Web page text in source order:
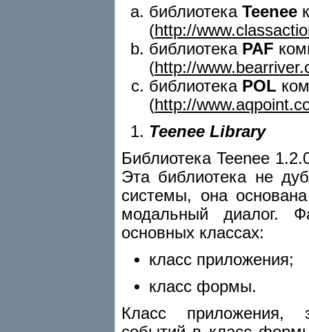
библиотека Teenee
(http://
библиотека PAF
(http://
библиотека POL
(http://
Teenee Library
Библиотека Teenee
Эта библиотека не
системы, она
модальный диалог.
основных классах:
класс приложения;
класс формы.
Класс приложения,